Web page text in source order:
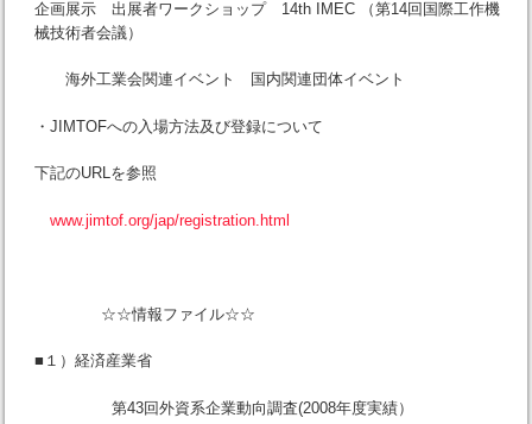
企画展示 出展者ワークショップ 14th IMEC （第14回国際工作機
械技術者会議）
海外工業会関連イベント 国内関連団体イベント
・JIMTOFへの入場方法及び登録について
下記のURLを参照
www.jimtof.org/jap/registration.html
☆☆情報ファイル☆☆
■１）経済産業省
第43回外資系企業動向調査(2008年度実績）